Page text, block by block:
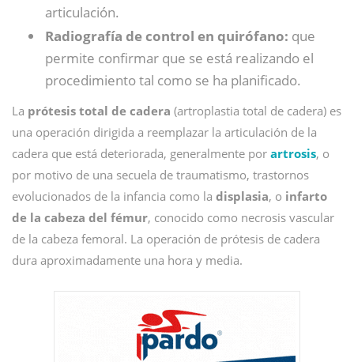
articulación.
Radiografía de control en quirófano: que
permite confirmar que se está realizando el
procedimiento tal como se ha planificado.
La prótesis total de cadera (artroplastia total de cadera) es
una operación dirigida a reemplazar la articulación de la
cadera que está deteriorada, generalmente por artrosis, o
por motivo de una secuela de traumatismo, trastornos
evolucionados de la infancia como la displasia, o infarto
de la cabeza del fémur, conocido como necrosis vascular
de la cabeza femoral. La operación de prótesis de cadera
dura aproximadamente una hora y media.